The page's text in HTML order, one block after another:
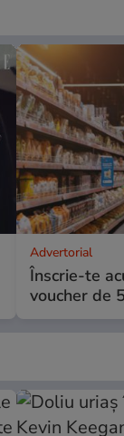
Advertorial
Înscrie-te
voucher de